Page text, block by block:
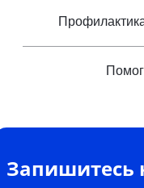
Запишитесь